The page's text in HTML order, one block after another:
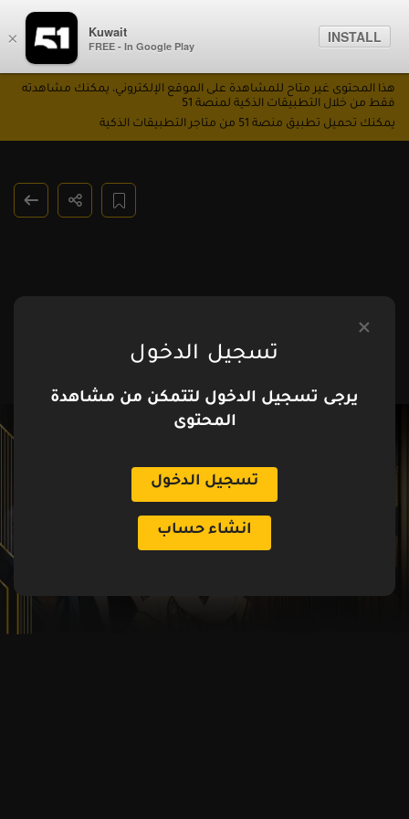
× Kuwait
FREE - In Google Play
INSTALL
هذا المحتوى غير متاح للمشاهدة على الموقع الإلكتروني، يمكنك مشاهدته
فقط من خلال التطبيقات الذكية لمنصة 51
يمكنك تحميل تطبيق منصة 51 من متاجر التطبيقات الذكية
تسجيل الدخول
يرجى تسجيل الدخول لتتمكن من مشاهدة
المحتوى
تسجيل الدخول
انشاء حساب